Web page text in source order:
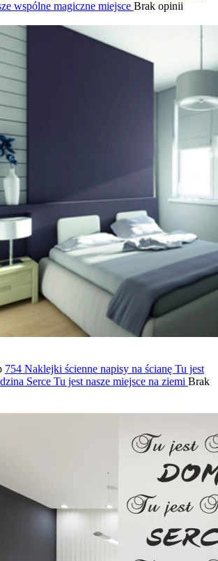
wspólne magiczne miejsce Brak opinii
754 Naklejki ścienne napisy na ścianę Tu jest
Serce Tu jest nasze miejsce na ziemi Brak